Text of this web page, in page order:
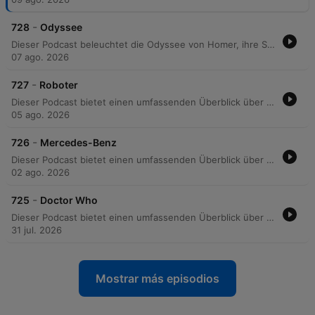
728 - Odyssee
Dieser Podcast beleuchtet die Odyssee von Homer, ihre Struktur in 24 Gesängen sowie die abenteuerlichen Irrfahrten des Odysseus. Er erläutert die komplexen Lügengeschichten des Helden und ordnet das Epos als Teil des griechischen Bildungskanons ein. Zudem werden die Entstehung, Textüberlieferung und wissenschaftliche Debatten zur Odyssee behandelt. Die Episode beleuchtet den Übergang von mündlicher Tradition zur schriftlichen Fixierung, Fragen zur Autorschaft Homers sowie Versuche zur geografischen Lokalisierung der mythischen Reise.
07 ago. 2026
727 - Roboter
Dieser Podcast bietet einen umfassenden Überblick über die Geschichte, Definition und die vielfältigen Arten von Robotern. Die Reise reicht von antiken Mythen und frühen mechanischen Automaten bis hin zu modernen industriellen, modularen und kollaborativen Systemen. Zudem werden die technologischen Entwicklungen in Bereichen wie Logistik, Medizin und Forschung beleuchtet. Der Podcast thematisiert auch die gesellschaftlichen, ethischen und kulturellen Auswirkungen der Automatisierung sowie die historische Bedeutung der Robotik in der Literatur.
05 ago. 2026
726 - Mercedes-Benz
Dieser Podcast bietet einen umfassenden Überblick über die Geschichte, Produktion und globale Präsenz von Mercedes-Benz. Er beleuchtet die historischen Wurzeln der Marke, die industrielle Entwicklung sowie die strategische Ausrichtung auf Elektromobilität und Motorsport. Zudem werden die Motorsportgeschichte, einschließlich der Erfolge in der Formel 1 und Formel E, die Entwicklung autonomer Fahrzeuge sowie die Rolle der Hochleistungsabteilung AMG und die Sponsoring-Aktivitäten des Unternehmens erläutert.
02 ago. 2026
725 - Doctor Who
Dieser Podcast bietet einen umfassenden Überblick über die britische Science-Fiction-Serie Doctor Who. Er beleuchtet die Geschichte der Serie, zentrale Konzepte wie die TARDIS und die Regeneration sowie die Entwicklung der Charaktere und Begleiter. Zudem werden ikonische Feinde wie die Daleks und Cybermen, die musikalische Gestaltung sowie die globale Verbreitung und die Bedeutung der Serie in verschiedenen Medienformaten und der Popkultur detailliert behandelt.
31 jul. 2026
Mostrar más episodios